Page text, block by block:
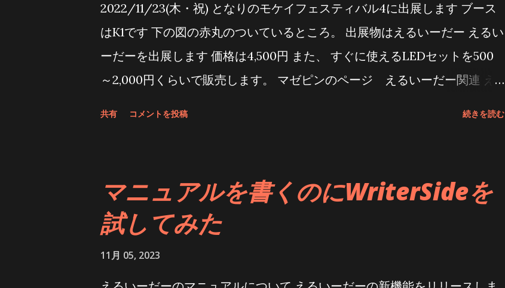
https://github.com/Samsung/Tizen.NET --> <!--
<TargetFrameworks>$(TargetFrameworks);net7.0-
tizen</TargetFrameworks> --> 修正後のプロジェクトファイル <
PropertyGroup > < TargetFrameworks > net8.0-android;net8.0-
maccatalyst </ TargetFrameworks > ...
2022/11/23(木・祝) となりのモケイフェスティバル4に出展します ブース
はK1です 下の図の赤丸のついているところ。 出展物はえるいーだー えるい
ーだーを出展します 価格は4,500円 また、 すぐに使えるLEDセットを500
～2,000円くらいで販売します。 マゼピンのページ えるいーだー関連 え
共有 コメントを投稿 続きを読む
マニュアルを書くのにWriterSideを
試してみた
11月 05, 2023